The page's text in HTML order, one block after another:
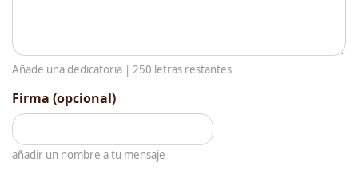
Añade una dedicatoria | 250 letras restantes
Firma (opcional)
añadir un nombre a tu mensaje